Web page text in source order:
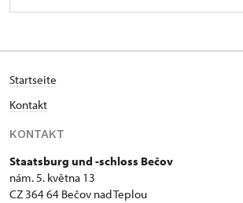
Startseite
Kontakt
KONTAKT
Staatsburg und -schloss Bečov
nám. 5. května 13
CZ 364 64 Bečov nad Teplou